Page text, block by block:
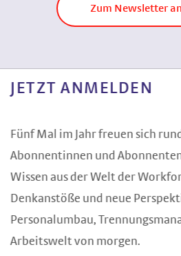
Zum Newsletter
JETZT ANMELDEN
Fünf Mal im Jahr freuen sich
Abonnentinnen und
Wissen aus der Welt der
Denkanstöße und neue
Personalumbau,
Arbeitswelt von morgen.